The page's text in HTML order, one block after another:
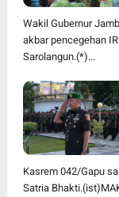
Wakil Gubernur
akbar pencegehan
Sarolangun.(*)...
Kasrem 042/Gapu
Satria